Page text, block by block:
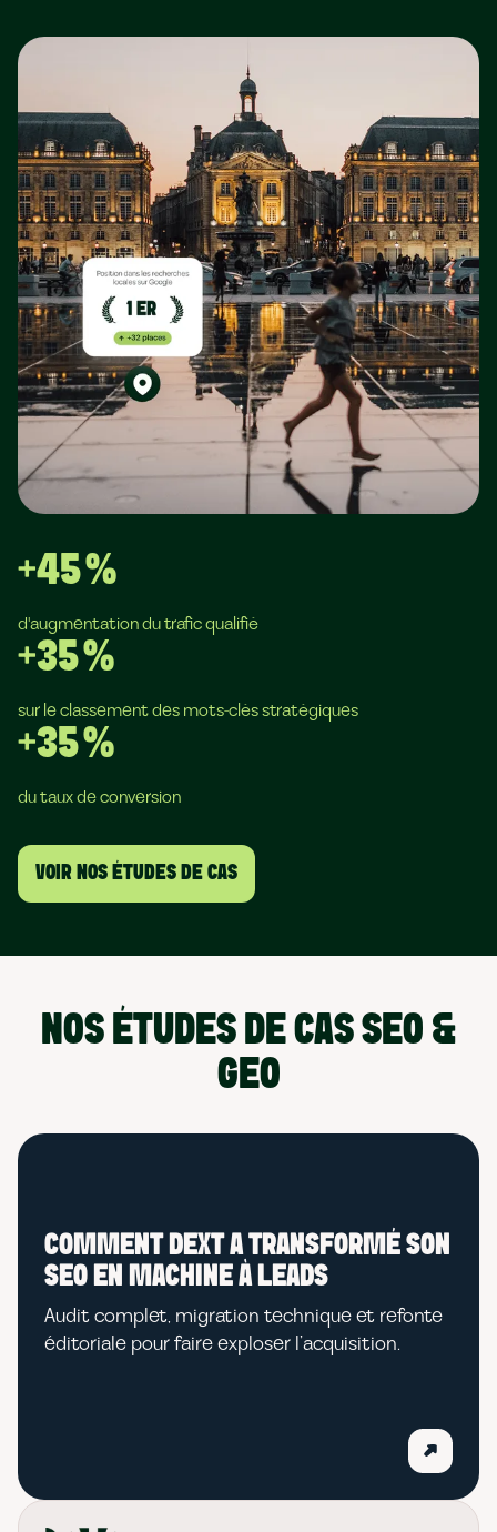
+45 %
d'augmentation du trafic qualifié
+35 %
sur le classement des mots-clés stratégiques
+35 %
du taux de conversion
VOIR NOS ÉTUDES DE CAS
NOS ÉTUDES DE CAS SEO &
GEO
COMMENT DEXT A TRANSFORMÉ SON
SEO EN MACHINE À LEADS
Audit complet, migration technique et refonte
éditoriale pour faire exploser l’acquisition.